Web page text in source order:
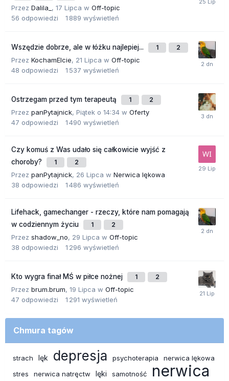
Przez Dalila_ , 17 Lipca w Off-topic
56 odpowiedzi 1 889 wyświetleń
Wszędzie dobrze, ale w łóżku najlepiej... 1 2
Przez KochamElcie, 21 Lipca w Off-topic
48 odpowiedzi 1 537 wyświetleń
Ostrzegam przed tym terapeutą 1 2
Przez panPytajnick, Piątek o 14:34 w Oferty
47 odpowiedzi 1 490 wyświetleń
Czy komuś z Was udało się całkowicie wyjść z
choroby?
1 2
Przez panPytajnick, 26 Lipca w Nerwica lękowa
38 odpowiedzi 1 486 wyświetleń
Lifehack, gamechanger - rzeczy, które nam pomagają
w codziennym życiu
1 2
Przez shadow_no, 29 Lipca w Off-topic
38 odpowiedzi 1 296 wyświetleń
Kto wygra finał MŚ w piłce nożnej 1 2
Przez brum.brum, 19 Lipca w Off-topic
47 odpowiedzi 1 291 wyświetleń
Chmura tagów
strach lęk depresja psychoterapia
nerwica lękowa
stres
nerwica natręctw lęki samotność nerwica